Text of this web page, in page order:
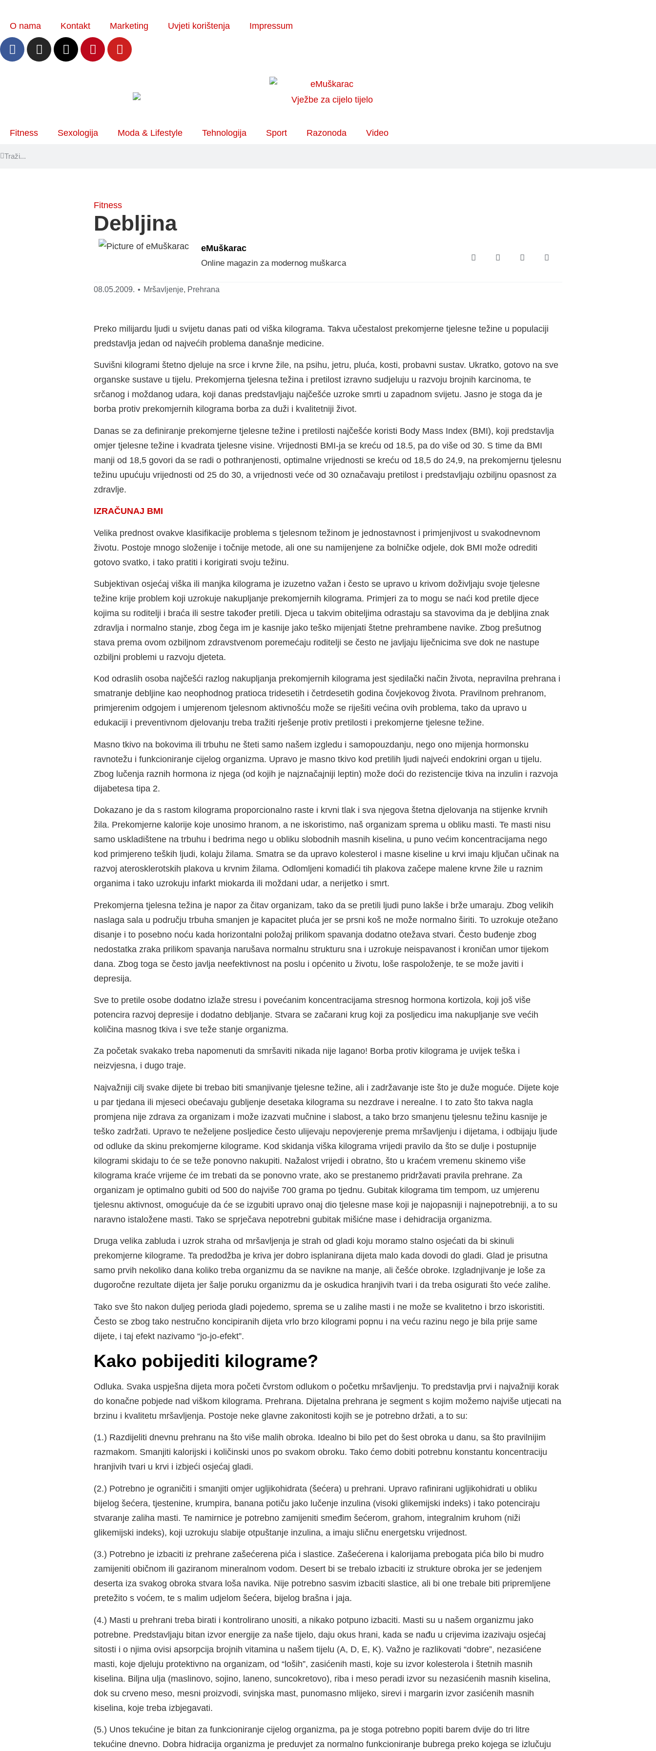
O nama Kontakt Marketing Uvjeti korištenja Impressum
Fitness Sexologija Moda & Lifestyle Tehnologija Sport Razonoda Video
Fitness
Debljina
eMuškarac
Online magazin za modernog muškarca
08.05.2009. • Mršavljenje, Prehrana
Preko milijardu ljudi u svijetu danas pati od viška kilograma. Takva učestalost prekomjerne tjelesne težine u populaciji
predstavlja jedan od najvećih problema današnje medicine.
Suvišni kilogrami štetno djeluje na srce i krvne žile, na psihu, jetru, pluća, kosti, probavni sustav. Ukratko, gotovo na sve
organske sustave u tijelu. Prekomjerna tjelesna težina i pretilost izravno sudjeluju u razvoju brojnih karcinoma, te
srčanog i moždanog udara, koji danas predstavljaju najčešće uzroke smrti u zapadnom svijetu. Jasno je stoga da je
borba protiv prekomjernih kilograma borba za duži i kvalitetniji život.
Danas se za definiranje prekomjerne tjelesne težine i pretilosti najčešće koristi Body Mass Index (BMI), koji predstavlja
omjer tjelesne težine i kvadrata tjelesne visine. Vrijednosti BMI-ja se kreću od 18.5, pa do više od 30. S time da BMI
manji od 18,5 govori da se radi o pothranjenosti, optimalne vrijednosti se kreću od 18,5 do 24,9, na prekomjernu tjelesnu
težinu upućuju vrijednosti od 25 do 30, a vrijednosti veće od 30 označavaju pretilost i predstavljaju ozbiljnu opasnost za
zdravlje.
IZRAČUNAJ BMI
Velika prednost ovakve klasifikacije problema s tjelesnom težinom je jednostavnost i primjenjivost u svakodnevnom
životu. Postoje mnogo složenije i točnije metode, ali one su namijenjene za bolničke odjele, dok BMI može odrediti
gotovo svatko, i tako pratiti i korigirati svoju težinu.
Subjektivan osjećaj viška ili manjka kilograma je izuzetno važan i često se upravo u krivom doživljaju svoje tjelesne
težine krije problem koji uzrokuje nakupljanje prekomjernih kilograma. Primjeri za to mogu se naći kod pretile djece
kojima su roditelji i braća ili sestre također pretili. Djeca u takvim obiteljima odrastaju sa stavovima da je debljina znak
zdravlja i normalno stanje, zbog čega im je kasnije jako teško mijenjati štetne prehrambene navike. Zbog prešutnog
stava prema ovom ozbiljnom zdravstvenom poremećaju roditelji se često ne javljaju liječnicima sve dok ne nastupe
ozbiljni problemi u razvoju djeteta.
Kod odraslih osoba najčešći razlog nakupljanja prekomjernih kilograma jest sjedilački način života, nepravilna prehrana i
smatranje debljine kao neophodnog pratioca tridesetih i četrdesetih godina čovjekovog života. Pravilnom prehranom,
primjerenim odgojem i umjerenom tjelesnom aktivnošću može se riješiti većina ovih problema, tako da upravo u
edukaciji i preventivnom djelovanju treba tražiti rješenje protiv pretilosti i prekomjerne tjelesne težine.
Masno tkivo na bokovima ili trbuhu ne šteti samo našem izgledu i samopouzdanju, nego ono mijenja hormonsku
ravnotežu i funkcioniranje cijelog organizma. Upravo je masno tkivo kod pretilih ljudi najveći endokrini organ u tijelu.
Zbog lučenja raznih hormona iz njega (od kojih je najznačajniji leptin) može doći do rezistencije tkiva na inzulin i razvoja
dijabetesa tipa 2.
Dokazano je da s rastom kilograma proporcionalno raste i krvni tlak i sva njegova štetna djelovanja na stijenke krvnih
žila. Prekomjerne kalorije koje unosimo hranom, a ne iskoristimo, naš organizam sprema u obliku masti. Te masti nisu
samo uskladištene na trbuhu i bedrima nego u obliku slobodnih masnih kiselina, u puno većim koncentracijama nego
kod primjereno teških ljudi, kolaju žilama. Smatra se da upravo kolesterol i masne kiseline u krvi imaju ključan učinak na
razvoj aterosklerotskih plakova u krvnim žilama. Odlomljeni komadići tih plakova začepe malene krvne žile u raznim
organima i tako uzrokuju infarkt miokarda ili moždani udar, a nerijetko i smrt.
Prekomjerna tjelesna težina je napor za čitav organizam, tako da se pretili ljudi puno lakše i brže umaraju. Zbog velikih
naslaga sala u području trbuha smanjen je kapacitet pluća jer se prsni koš ne može normalno širiti. To uzrokuje otežano
disanje i to posebno noću kada horizontalni položaj prilikom spavanja dodatno otežava stvari. Često buđenje zbog
nedostatka zraka prilikom spavanja narušava normalnu strukturu sna i uzrokuje neispavanost i kroničan umor tijekom
dana. Zbog toga se često javlja neefektivnost na poslu i općenito u životu, loše raspoloženje, te se može javiti i
depresija.
Sve to pretile osobe dodatno izlaže stresu i povećanim koncentracijama stresnog hormona kortizola, koji još više
potencira razvoj depresije i dodatno debljanje. Stvara se začarani krug koji za posljedicu ima nakupljanje sve većih
količina masnog tkiva i sve teže stanje organizma.
Za početak svakako treba napomenuti da smršaviti nikada nije lagano! Borba protiv kilograma je uvijek teška i
neizvjesna, i dugo traje.
Najvažniji cilj svake dijete bi trebao biti smanjivanje tjelesne težine, ali i zadržavanje iste što je duže moguće. Dijete koje
u par tjedana ili mjeseci obećavaju gubljenje desetaka kilograma su nezdrave i nerealne. I to zato što takva nagla
promjena nije zdrava za organizam i može izazvati mučnine i slabost, a tako brzo smanjenu tjelesnu težinu kasnije je
teško zadržati. Upravo te neželjene posljedice često ulijevaju nepovjerenje prema mršavljenju i dijetama, i odbijaju ljude
od odluke da skinu prekomjerne kilograme. Kod skidanja viška kilograma vrijedi pravilo da što se dulje i postupnije
kilogrami skidaju to će se teže ponovno nakupiti. Nažalost vrijedi i obratno, što u kraćem vremenu skinemo više
kilograma kraće vrijeme će im trebati da se ponovno vrate, ako se prestanemo pridržavati pravila prehrane. Za
organizam je optimalno gubiti od 500 do najviše 700 grama po tjednu. Gubitak kilograma tim tempom, uz umjerenu
tjelesnu aktivnost, omogućuje da će se izgubiti upravo onaj dio tjelesne mase koji je najopasniji i najnepotrebniji, a to su
naravno istaložene masti. Tako se sprječava nepotrebni gubitak mišićne mase i dehidracija organizma.
Druga velika zabluda i uzrok straha od mršavljenja je strah od gladi koju moramo stalno osjećati da bi skinuli
prekomjerne kilograme. Ta predodžba je kriva jer dobro isplanirana dijeta malo kada dovodi do gladi. Glad je prisutna
samo prvih nekoliko dana koliko treba organizmu da se navikne na manje, ali češće obroke. Izgladnjivanje je loše za
dugoročne rezultate dijeta jer šalje poruku organizmu da je oskudica hranjivih tvari i da treba osigurati što veće zalihe.
Tako sve što nakon duljeg perioda gladi pojedemo, sprema se u zalihe masti i ne može se kvalitetno i brzo iskoristiti.
Često se zbog tako nestručno koncipiranih dijeta vrlo brzo kilogrami popnu i na veću razinu nego je bila prije same
dijete, i taj efekt nazivamo “jo-jo-efekt”.
Kako pobijediti kilograme?
Odluka. Svaka uspješna dijeta mora početi čvrstom odlukom o početku mršavljenju. To predstavlja prvi i najvažniji korak
do konačne pobjede nad viškom kilograma. Prehrana. Dijetalna prehrana je segment s kojim možemo najviše utjecati na
brzinu i kvalitetu mršavljenja. Postoje neke glavne zakonitosti kojih se je potrebno držati, a to su:
(1.) Razdijeliti dnevnu prehranu na što više malih obroka. Idealno bi bilo pet do šest obroka u danu, sa što pravilnijim
razmakom. Smanjiti kalorijski i količinski unos po svakom obroku. Tako ćemo dobiti potrebnu konstantu koncentraciju
hranjivih tvari u krvi i izbjeći osjećaj gladi.
(2.) Potrebno je ograničiti i smanjiti omjer ugljikohidrata (šećera) u prehrani. Upravo rafinirani ugljikohidrati u obliku
bijelog šećera, tjestenine, krumpira, banana potiču jako lučenje inzulina (visoki glikemijski indeks) i tako potenciraju
stvaranje zaliha masti. Te namirnice je potrebno zamijeniti smeđim šećerom, grahom, integralnim kruhom (niži
glikemijski indeks), koji uzrokuju slabije otpuštanje inzulina, a imaju sličnu energetsku vrijednost.
(3.) Potrebno je izbaciti iz prehrane zašećerena pića i slastice. Zašećerena i kalorijama prebogata pića bilo bi mudro
zamijeniti običnom ili gaziranom mineralnom vodom. Desert bi se trebalo izbaciti iz strukture obroka jer se jedenjem
deserta iza svakog obroka stvara loša navika. Nije potrebno sasvim izbaciti slastice, ali bi one trebale biti pripremljene
pretežito s voćem, te s malim udjelom šećera, bijelog brašna i jaja.
(4.) Masti u prehrani treba birati i kontrolirano unositi, a nikako potpuno izbaciti. Masti su u našem organizmu jako
potrebne. Predstavljaju bitan izvor energije za naše tijelo, daju okus hrani, kada se nađu u crijevima izazivaju osjećaj
sitosti i o njima ovisi apsorpcija brojnih vitamina u našem tijelu (A, D, E, K). Važno je razlikovati “dobre”, nezasićene
masti, koje djeluju protektivno na organizam, od “loših”, zasićenih masti, koje su izvor kolesterola i štetnih masnih
kiselina. Biljna ulja (maslinovo, sojino, laneno, suncokretovo), riba i meso peradi izvor su nezasićenih masnih kiselina,
dok su crveno meso, mesni proizvodi, svinjska mast, punomasno mlijeko, sirevi i margarin izvor zasićenih masnih
kiselina, koje treba izbjegavati.
(5.) Unos tekućine je bitan za funkcioniranje cijelog organizma, pa je stoga potrebno popiti barem dvije do tri litre
tekućine dnevno. Dobra hidracija organizma je preduvjet za normalno funkcioniranje bubrega preko kojega se izlučuju